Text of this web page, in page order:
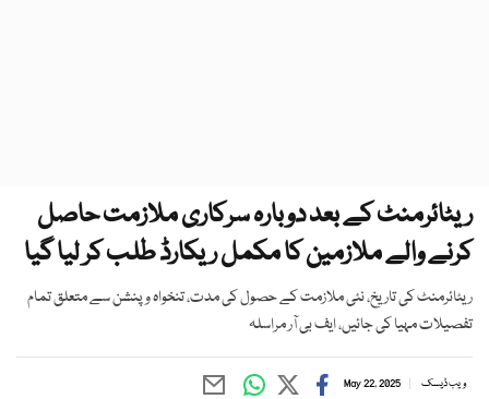
ریٹائرمنٹ کے بعد دوبارہ سرکاری ملازمت حاصل
کرنے والے ملازمین کا مکمل ریکارڈ طلب کر لیا گیا
ریٹائرمنٹ کی تاریخ، نئی ملازمت کے حصول کی مدت، تنخواہ و پنشن سے متعلق تمام
تفصیلات مہیا کی جائیں، ایف بی آر مراسلہ
ویب ڈیسک May 22, 2025